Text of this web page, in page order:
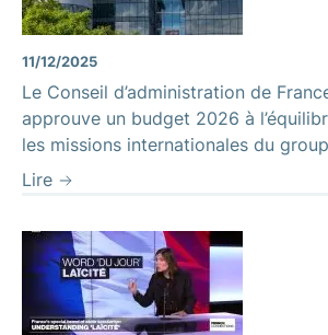
11/12/2025
Le Conseil d’administration de
approuve un budget 2026 à
les missions internationales du
Lire